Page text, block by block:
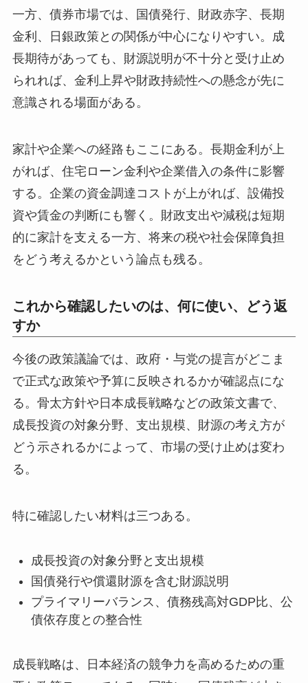
一方、債券市場では、国債発行、財政赤字、長期
金利、日銀政策との関係が中心になりやすい。成
長期待があっても、財源説明が不十分と受け止め
られれば、金利上昇や財政持続性への懸念が先に
意識される場面がある。
家計や企業への経路もここにある。長期金利が上
がれば、住宅ローン金利や企業借入の条件に影響
する。企業の資金調達コストが上がれば、設備投
資や賃金の判断にも響く。財政支出や減税は短期
的に家計を支える一方、将来の税や社会保障負担
をどう考えるかという論点も残る。
これから確認したいのは、何に使い、どう返
すか
今後の政策議論では、政府・与党の提言がどこま
で正式な政策や予算に反映されるかが確認点にな
る。骨太方針や日本成長戦略などの政策文書で、
成長投資の対象分野、支出規模、財源の考え方が
どう示されるかによって、市場の受け止めは変わ
る。
特に確認したい材料は三つある。
成長投資の対象分野と支出規模
国債発行や償還財源を含む財源説明
プライマリーバランス、債務残高対GDP比、公
債依存度との整合性
成長戦略は、日本経済の競争力を高めるための重